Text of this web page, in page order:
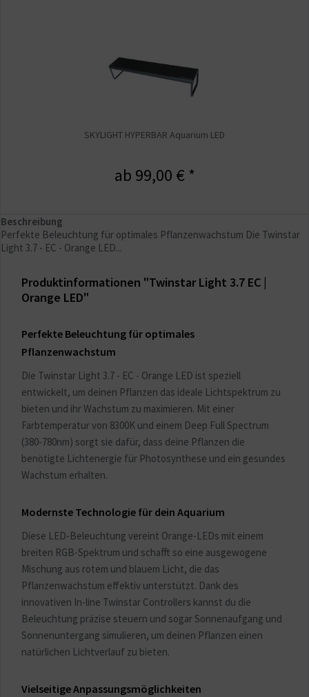
SKYLIGHT HYPERBAR Aquarium LED
ab 99,00 € *
Beschreibung
Perfekte Beleuchtung für optimales Pflanzenwachstum Die Twinstar
Light 3.7 - EC - Orange LED...
Produktinformationen "Twinstar Light 3.7 EC |
Orange LED"
Perfekte Beleuchtung für optimales
Pflanzenwachstum
Die Twinstar Light 3.7 - EC - Orange LED ist speziell
entwickelt, um deinen Pflanzen das ideale Lichtspektrum zu
bieten und ihr Wachstum zu maximieren. Mit einer
Farbtemperatur von 8300K und einem Deep Full Spectrum
(380-780nm) sorgt sie dafür, dass deine Pflanzen die
benötigte Lichtenergie für Photosynthese und ein gesundes
Wachstum erhalten.
Modernste Technologie für dein Aquarium
Diese LED-Beleuchtung vereint Orange-LEDs mit einem
breiten RGB-Spektrum und schafft so eine ausgewogene
Mischung aus rotem und blauem Licht, die das
Pflanzenwachstum effektiv unterstützt. Dank des
innovativen In-line Twinstar Controllers kannst du die
Beleuchtung präzise steuern und sogar Sonnenaufgang und
Sonnenuntergang simulieren, um deinen Pflanzen einen
natürlichen Lichtverlauf zu bieten.
Vielseitige Anpassungsmöglichkeiten